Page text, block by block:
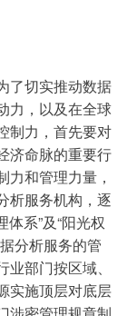
了切实推动数据
力，以及在全球
制力，首先要对
济命脉的重要行
和管理力量，
析服务机构，逐
体系”及“阳光权
分析服务的管
部门按区域、
实施顶层对底层